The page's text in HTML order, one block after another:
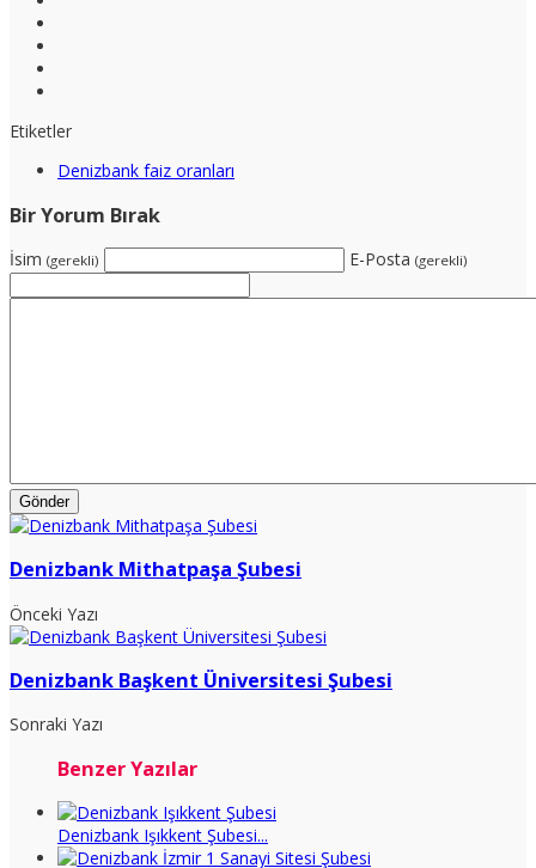
Etiketler
Denizbank faiz oranları
Bir Yorum Bırak
İsim (gerekli) E-Posta (gerekli)
Denizbank Mithatpaşa Şubesi
Önceki Yazı
Denizbank Başkent Üniversitesi Şubesi
Sonraki Yazı
Benzer Yazılar
Denizbank Işıkkent Şubesi...